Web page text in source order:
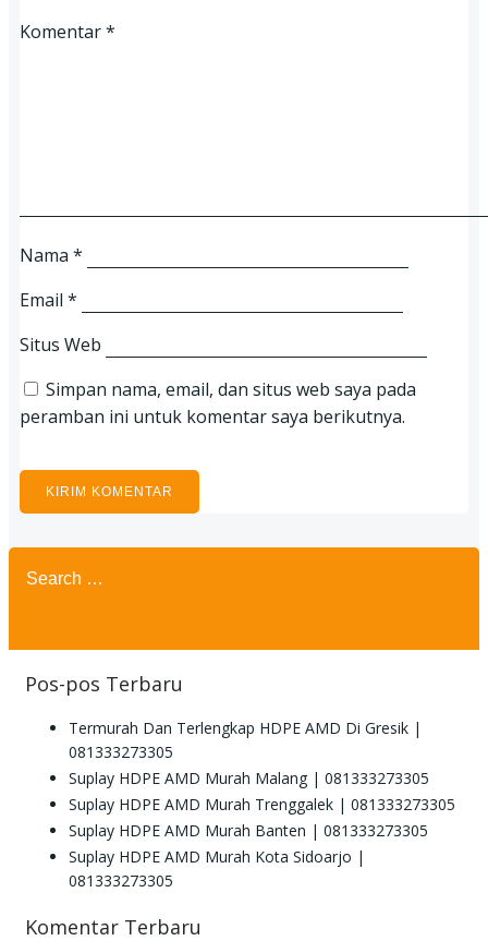
Komentar*
Nama *
Email *
Situs Web
Simpan nama, email, dan situs web saya pada
peramban ini untuk komentar saya berikutnya.
Search
for:
Pos-pos Terbaru
Termurah Dan Terlengkap HDPE AMD Di Gresik |
081333273305
Suplay HDPE AMD Murah Malang | 081333273305
Suplay HDPE AMD Murah Trenggalek | 081333273305
Suplay HDPE AMD Murah Banten | 081333273305
Suplay HDPE AMD Murah Kota Sidoarjo |
081333273305
Komentar Terbaru